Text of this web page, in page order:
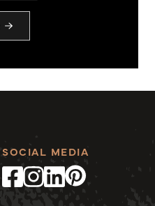
SOCIAL MEDIA